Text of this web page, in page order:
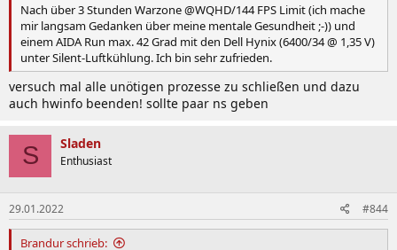
Nach über 3 Stunden Warzone @WQHD/144 FPS Limit (ich mache
mir langsam Gedanken über meine mentale Gesundheit ;-)) und
einem AIDA Run max. 42 Grad mit den Dell Hynix (6400/34 @ 1,35 V)
unter Silent-Luftkühlung. Ich bin sehr zufrieden.
versuch mal alle unötigen prozesse zu schließen und dazu
auch hwinfo beenden! sollte paar ns geben
S Sladen
Enthusiast
29.01.2022 #844
Brandur schrieb: